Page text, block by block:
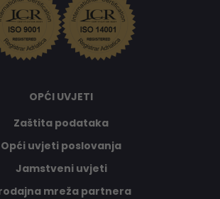
OPĆI UVJETI
Zaštita podataka
Opći uvjeti poslovanja
Jamstveni uvjeti
mreža partnera